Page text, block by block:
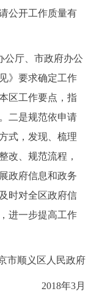
公开工作质量有
厅、市政府办公
》要求确定工作
区工作要点，指
二是规范依申请
式，发现、梳理
改、规范流程，
政府信息和政务
时对全区政府信
进一步提高工作
市顺义区人民政府
2018年3月